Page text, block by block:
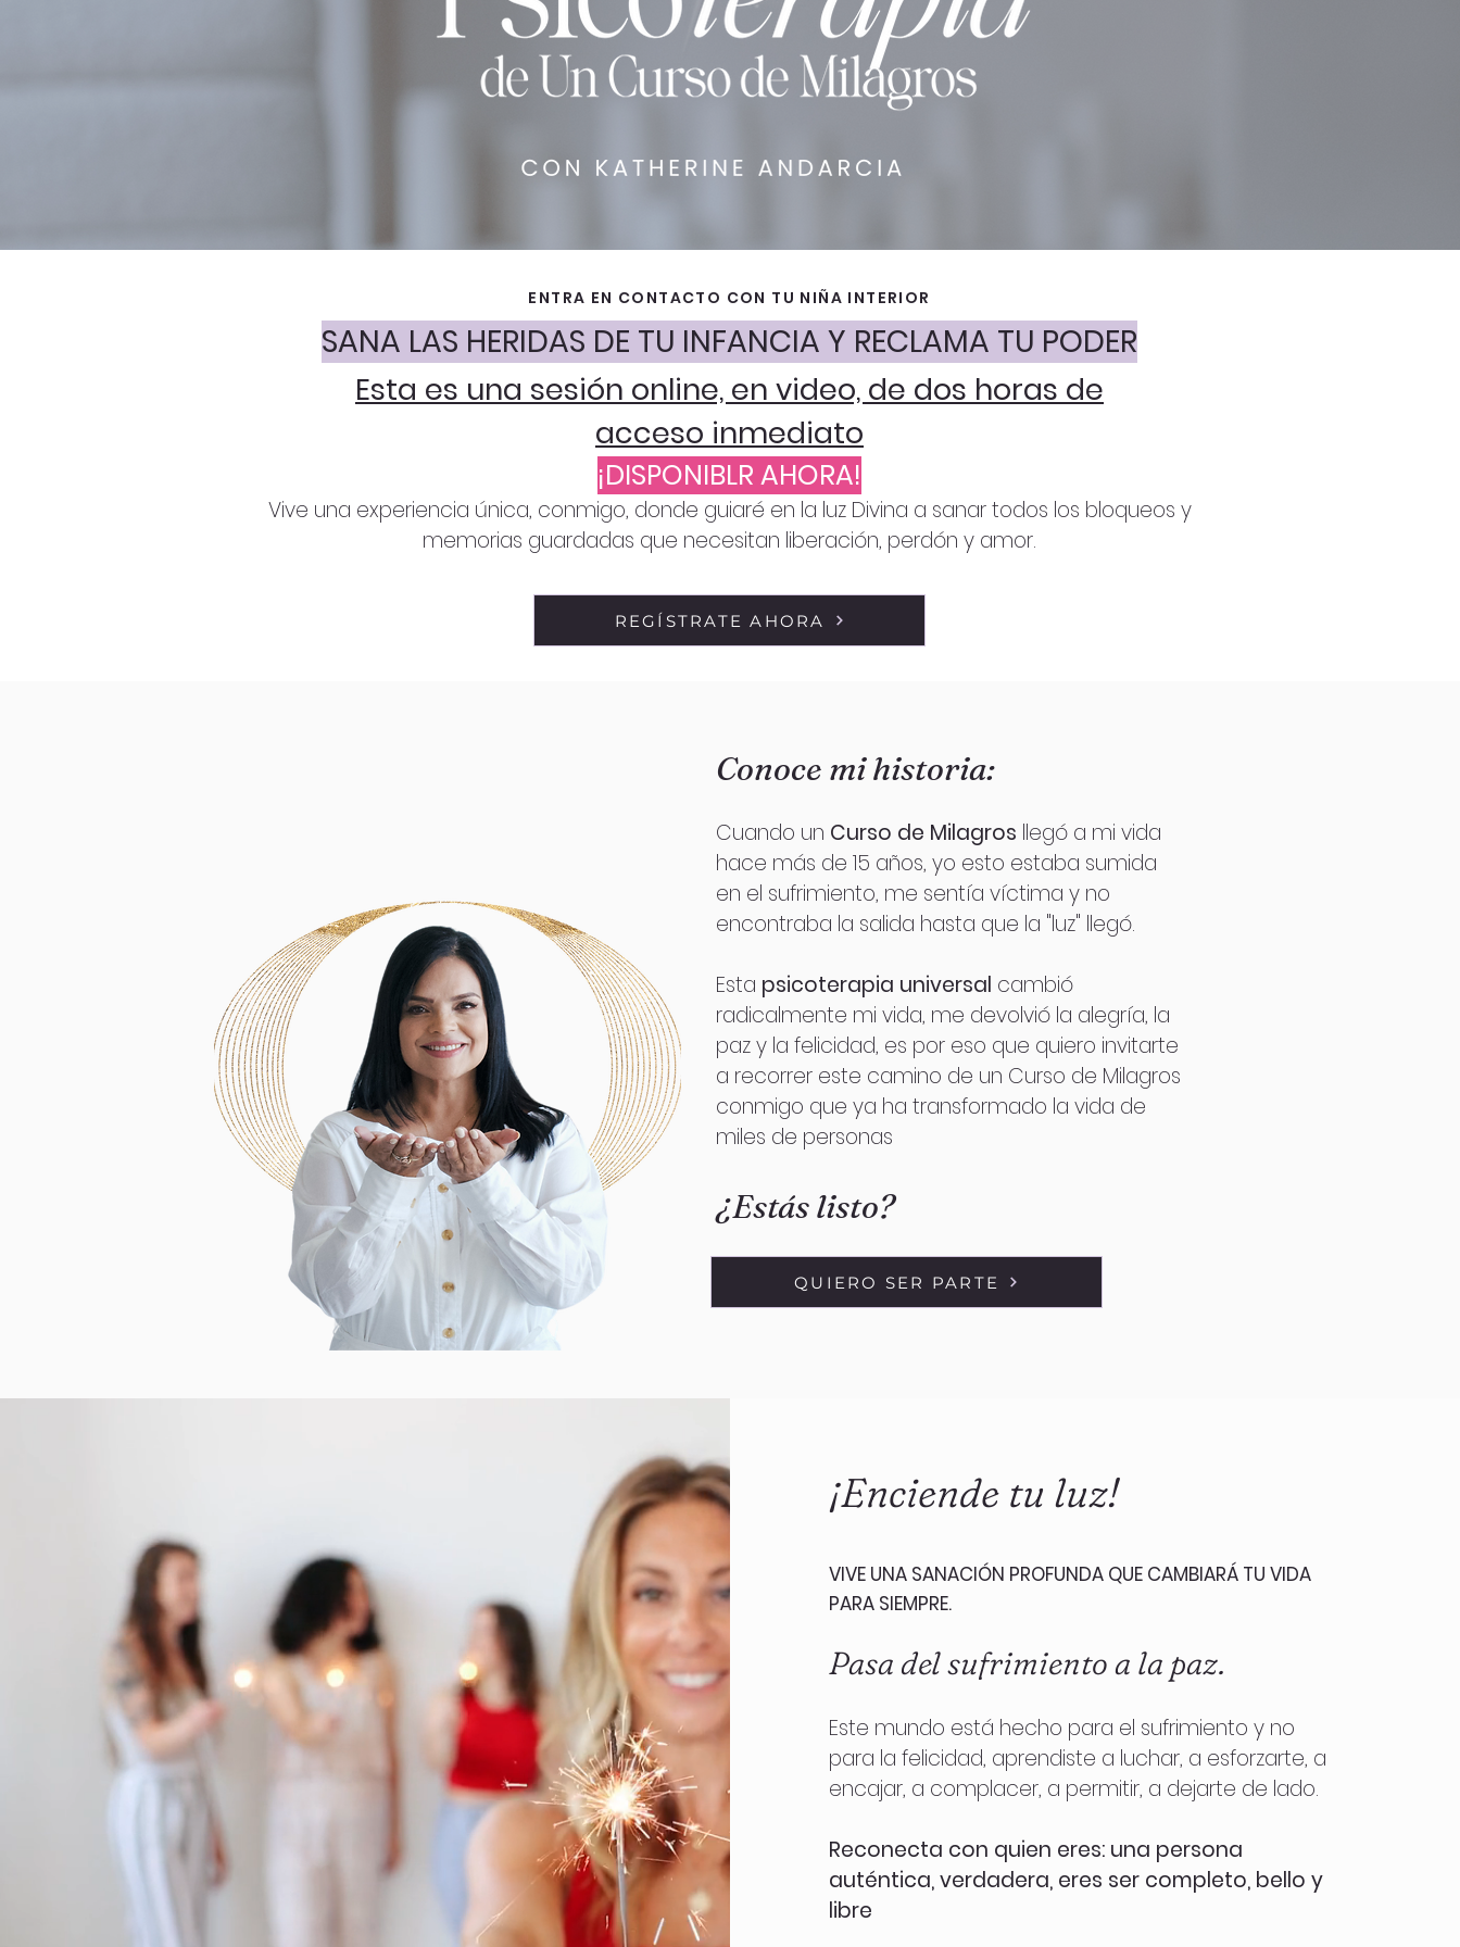
ENTRA EN CONTACTO CON TU NIÑA INTERIOR
SANA LAS HERIDAS DE TU INFANCIA Y RECLAMA TU PODER
Esta es una sesión online, en video, de dos horas de
acceso inmediato
¡DISPONIBLR AHORA!
Vive una experiencia única, conmigo, donde guiaré en la luz Divina a sanar todos los bloqueos y
memorias guardadas que necesitan liberación, perdón y amor.
REGÍSTRATE AHORA
Conoce mi historia:
Cuando un Curso de Milagros llegó a mi vida
hace más de 15 años, yo esto estaba sumida
en el sufrimiento, me sentía víctima y no
encontraba la salida hasta que la "luz" llegó.
Esta psicoterapia universal cambió
radicalmente mi vida, me devolvió la alegría, la
paz y la felicidad, es por eso que quiero invitarte
a recorrer este camino de un Curso de Milagros
conmigo que ya ha transformado la vida de
miles de personas
¿Estás listo?
QUIERO SER PARTE
¡Enciende tu luz!
VIVE UNA SANACIÓN PROFUNDA QUE CAMBIARÁ TU VIDA
PARA SIEMPRE.
Pasa del sufrimiento a la paz.
Este mundo está hecho para el sufrimiento y no
para la felicidad, aprendiste a luchar, a esforzarte, a
encajar, a complacer, a permitir, a dejarte de lado.
Reconecta con quien eres: una persona
auténtica, verdadera, eres ser completo, bello y
libre